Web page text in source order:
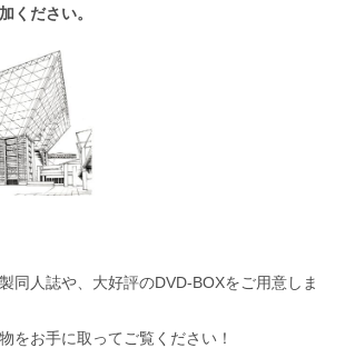
ください。
同人誌や、大好評のDVD-BOXをご用意しま
をお手に取ってご覧ください！